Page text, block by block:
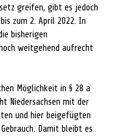
greifen, gibt es jedoch
zum 2. April 2022. In
bisherigen
weitgehend aufrecht
Möglichkeit in § 28 a
Niedersachsen mit der
und hier beigefügten
Damit bleibt es